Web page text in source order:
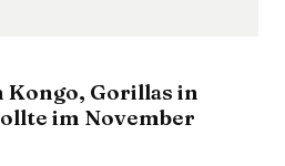
Kongo, Gorillas in
im November